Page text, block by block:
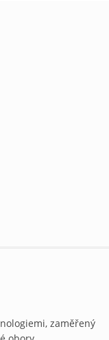
zaměřený